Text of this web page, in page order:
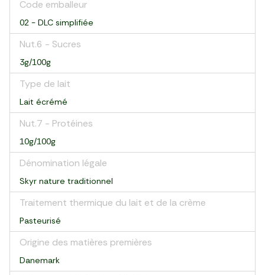
Code emballeur
02 - DLC simplifiée
Nut.6 - Sucres
3g/100g
Type de lait
Lait écrémé
Nut.7 - Protéines
10g/100g
Dénomination légale
Skyr nature traditionnel
Traitement thermique du lait et de la crème
Pasteurisé
Origine des matières premières
Danemark